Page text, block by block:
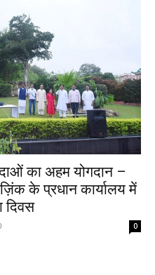
का अहम योगदान –
के प्रधान कार्यालय में
दिवस
0